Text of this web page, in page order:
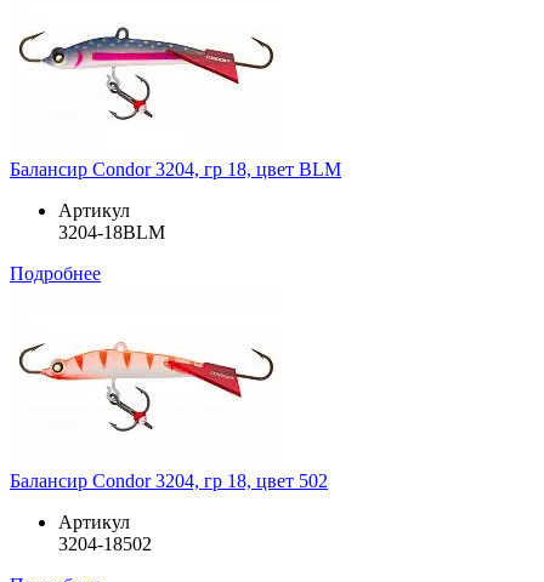
Балансир Condor 3204, гр 18, цвет BLM
Артикул
3204-18BLM
Подробнее
Балансир Condor 3204, гр 18, цвет 502
Артикул
3204-18502